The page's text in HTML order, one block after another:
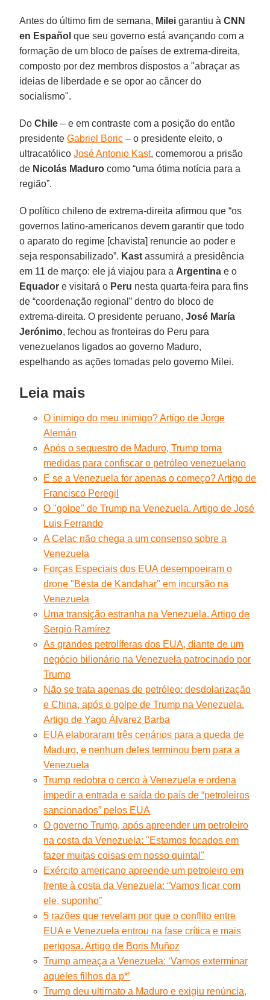
Antes do último fim de semana, Milei garantiu àCNN
en Español que seu governo está avançando com a
formação de um bloco de países de extrema-direita,
composto por dez membros dispostos a "abraçar as
ideias de liberdade e se opor ao câncer do
socialismo".
DoChile – e em contraste com a posição do então
presidenteGabriel Boric – o presidente eleito, o
ultracatólicoJosé Antonio Kast, comemorou a prisão
de Nicolás Maduro como “uma ótima notícia para a
região”.
O político chileno de extrema-direita afirmou que “os
governos latino-americanos devem garantir que todo
o aparato do regime [chavista] renuncie ao poder e
seja responsabilizado”. Kast assumirá a presidência
em 11 de março: ele já viajou para a Argentina e o
Equador e visitará o Peru nesta quarta-feira para fins
de “coordenação regional” dentro do bloco de
extrema-direita. O presidente peruano,José María
Jerónimo, fechou as fronteiras do Peru para
venezuelanos ligados ao governo Maduro,
espelhando as ações tomadas pelo governo Milei.
Leia mais
O inimigo do meu inimigo? Artigo de Jorge
Alemán
Após o sequestro de Maduro, Trump toma
medidas para confiscar o petróleo venezuelano
E se a Venezuela for apenas o começo? Artigo de
Francisco Peregil
O "golpe" de Trump na Venezuela. Artigo de José
Luis Ferrando
A Celac não chega a um consenso sobre a
Venezuela
Forças Especiais dos EUA desempoeiram o
drone "Besta de Kandahar" em incursão na
Venezuela
Uma transição estranha na Venezuela. Artigo de
Sergio Ramírez
As grandes petrolíferas dos EUA, diante de um
negócio bilionário na Venezuela patrocinado por
Trump
Não se trata apenas de petróleo: desdolarização
e China, após o golpe de Trump na Venezuela.
Artigo de Yago Álvarez Barba
EUA elaboraram três cenários para a queda de
Maduro, e nenhum deles terminou bem para a
Venezuela
Trump redobra o cerco à Venezuela e ordena
impedir a entrada e saída do país de “petroleiros
sancionados” pelos EUA
O governo Trump, após apreender um petroleiro
na costa da Venezuela: "Estamos focados em
fazer muitas coisas em nosso quintal"
Exército americano apreende um petroleiro em
frente à costa da Venezuela: “Vamos ficar com
ele, suponho”
5 razões que revelam por que o conflito entre
EUA e Venezuela entrou na fase crítica e mais
perigosa. Artigo de Boris Muñoz
Trump ameaça a Venezuela: ‘Vamos exterminar
aqueles filhos da p*’
Trump deu ultimato a Maduro e exigiu renúncia,